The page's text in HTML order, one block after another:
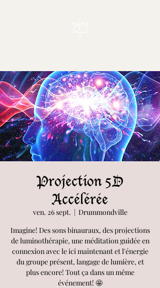
Projection 5D
Accélérée
ven. 26 sept.
  |
Drummondville
Imagine! Des sons binauraux, des projections
de luminothérapie, une méditation guidée en
connexion avec le ici maintenant et l'énergie
du groupe présent, langage de lumière, et
plus encore! Tout ça dans un même
événement! 🤩